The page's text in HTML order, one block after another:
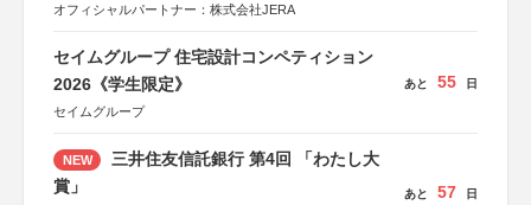
オフィシャルパートナー：株式会社JERA
セイムグループ 住宅設計コンペティション
2026《学生限定》
セイムグループ
あと 55 日
NEW
三井住友信託銀行 第4回 「わたし大
賞」
あと 57 日